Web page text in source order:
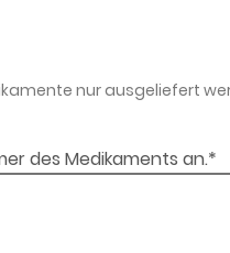
nur ausgeliefert
des Medikaments an.*